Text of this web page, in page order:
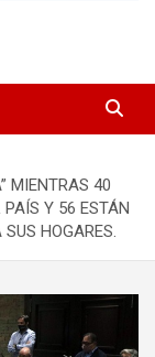
MIENTRAS 40
PAÍS Y 56 ESTÁN
HOGARES.